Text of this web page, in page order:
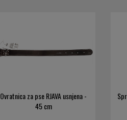
Ovratnica za pse RJAVA usnjena -
45 cm